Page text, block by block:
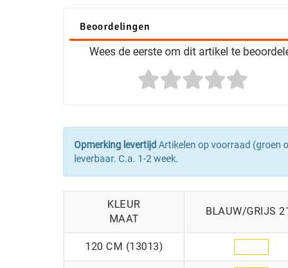
Beoordelingen
Wees de eerste om dit artikel te
Opmerking levertijd Artikelen op voorraad (groen
leverbaar. C.a. 1-2 week.
KLEUR
MAAT
BLAUW/GRIJS
120 CM (13013)